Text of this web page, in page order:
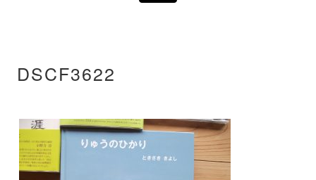
DSCF3622